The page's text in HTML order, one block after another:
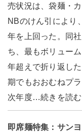
売状況は、袋麺・
NBのけん引により
年を上回った。同
ち、最もボリュー
年超えで折り返し
期でもおおむねプ
次年度…続きを読む
即席麺特集：サン